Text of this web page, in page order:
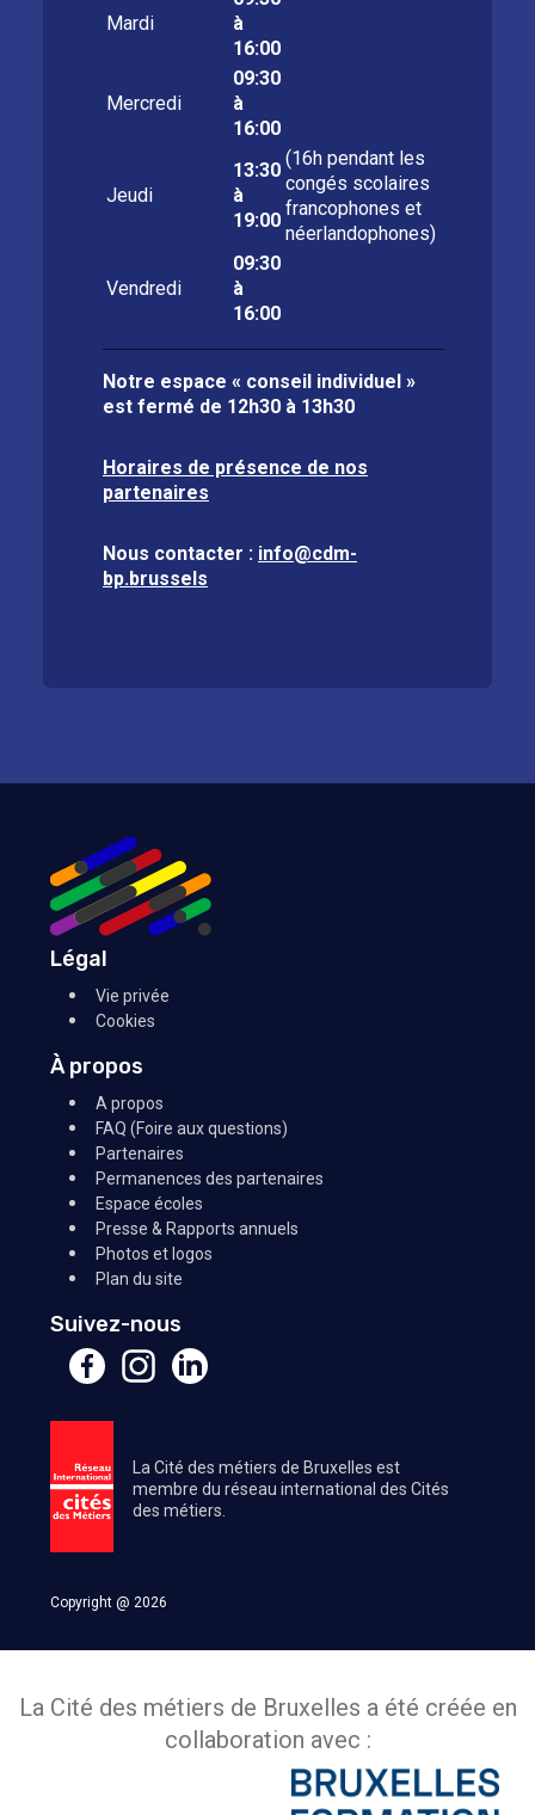
Mardi
à
16:00
Mercredi
09:30
à
16:00
Jeudi
13:30
à
19:00
(16h pendant les
congés scolaires
francophones et
néerlandophones)
Vendredi
09:30
à
16:00
Notre espace « conseil individuel »
est fermé de 12h30 à 13h30
Horaires de présence de nos
partenaires
Nous contacter : info@cdm-
bp.brussels
Légal
Vie privée
Cookies
À propos
A propos
FAQ (Foire aux questions)
Partenaires
Permanences des partenaires
Espace écoles
Presse & Rapports annuels
Photos et logos
Plan du site
Suivez-nous
La Cité des métiers de Bruxelles est
membre du réseau international des Cités
des métiers.
Copyright @ 2026
La Cité des métiers de Bruxelles a été créée en
collaboration avec :